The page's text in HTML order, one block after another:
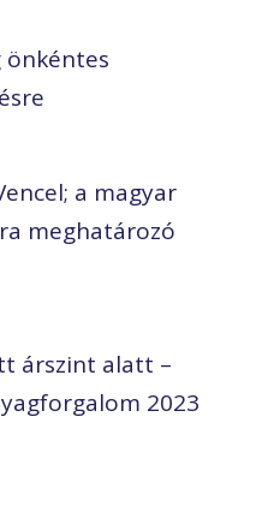
önkéntes
a magyar
meghatározó
árszint alatt –
2023